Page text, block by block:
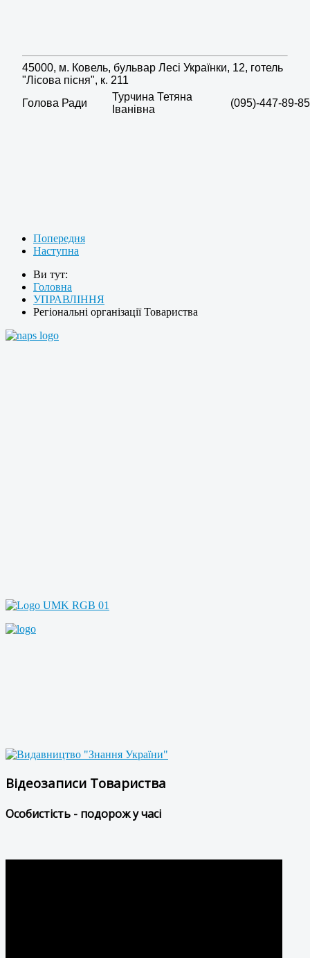
45000, м. Ковель, бульвар Лесі Українки, 12, готель
"Лісова пісня", к. 211
Голова Ради
Турчина Тетяна
Іванівна
(095)-447-89-85
Попередня
Наступна
Ви тут:
Головна
УПРАВЛІННЯ
Регіональні організації Товариства
Відеозаписи Товариства
Особистість - подорож у часі